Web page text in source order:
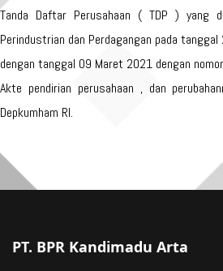
Tanda Daftar Perusahaan ( TDP ) yang
Perindustrian dan Perdagangan pada
dengan tanggal 09 Maret 2021 dengan
Akte pendirian perusahaan , dan
Depkumham RI.
PT. BPR Kandimadu Arta